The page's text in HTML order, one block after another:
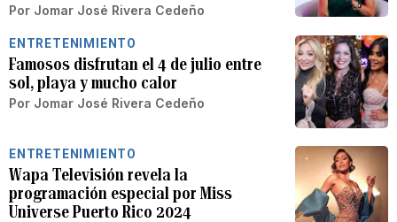
Por Jomar José Rivera Cedeño
ENTRETENIMIENTO
Famosos disfrutan el 4 de julio entre
sol, playa y mucho calor
Por Jomar José Rivera Cedeño
ENTRETENIMIENTO
Wapa Televisión revela la
programación especial por Miss
Universe Puerto Rico 2024